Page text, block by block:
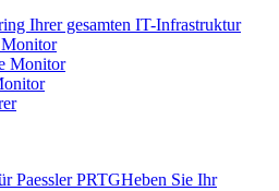
Ihrer gesamten IT-Infrastruktur
Monitor
Paessler PRTGHeben Sie Ihr